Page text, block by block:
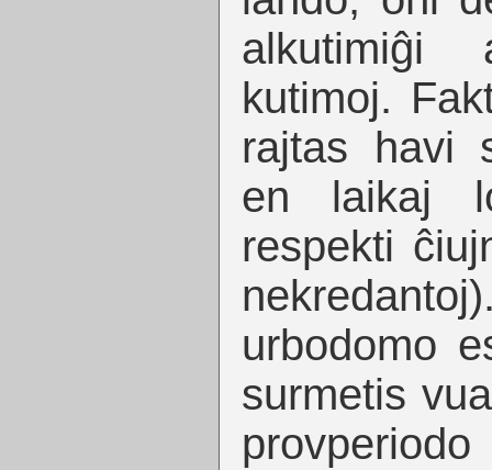
kutimoj.
rajtas havi
en laikaj
respekti
urbodomo
surmetis